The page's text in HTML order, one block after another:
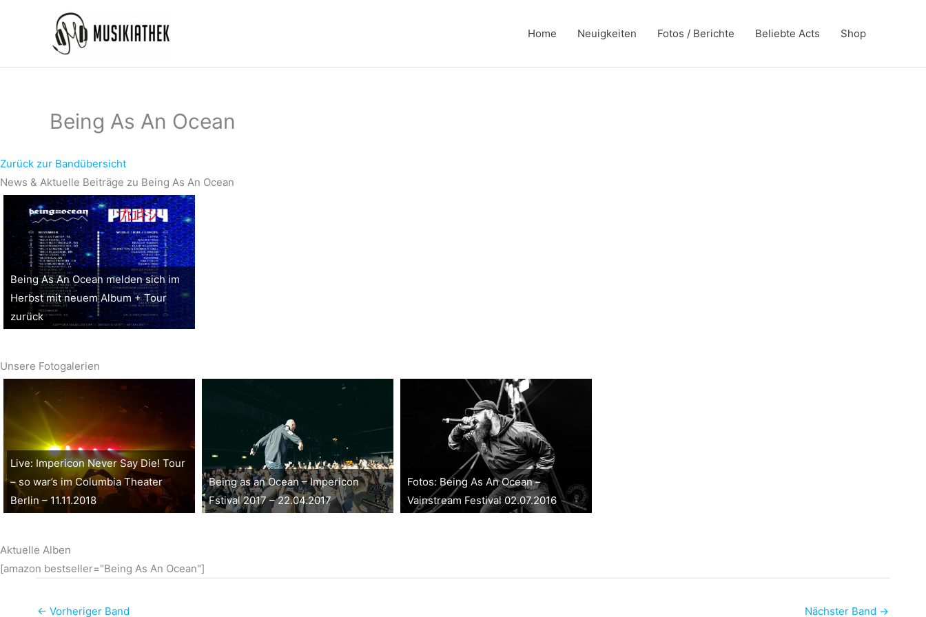
Home Neuigkeiten Fotos / Berichte Beliebte Acts Shop
Being As An Ocean
Zurück zur Bandübersicht
News & Aktuelle Beiträge zu Being As An Ocean
Being As An Ocean melden sich im
Herbst mit neuem Album + Tour
zurück
Unsere Fotogalerien
Live: Impericon Never Say Die! Tour
– so war’s im Columbia Theater
Berlin – 11.11.2018
Being as an Ocean – Impericon
Fstival 2017 – 22.04.2017
Fotos: Being As An Ocean –
Vainstream Festival 02.07.2016
Aktuelle Alben
[amazon bestseller="Being As An Ocean"]
← Vorheriger Band Nächster Band →